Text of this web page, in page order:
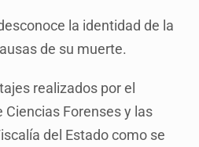
la identidad de la
de su muerte.
realizados por el
Forenses y las
del Estado como se